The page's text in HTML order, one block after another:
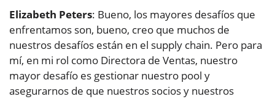
Elizabeth Peters: Bueno, los mayores desafíos que
enfrentamos son, bueno, creo que muchos de
nuestros desafíos están en el supply chain. Pero para
mí, en mi rol como Directora de Ventas, nuestro
mayor desafío es gestionar nuestro pool y
asegurarnos de que nuestros socios y nuestros